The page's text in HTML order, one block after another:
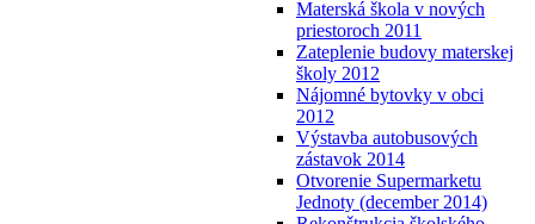
Materská škola v nových
priestoroch 2011
Zateplenie budovy materskej
školy 2012
Nájomné bytovky v obci
2012
Výstavba autobusových
zástavok 2014
Otvorenie Supermarketu
Jednoty (december 2014)